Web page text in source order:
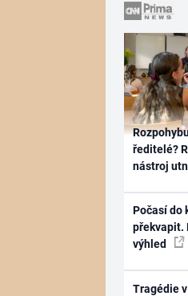
ředitelé?
nástroj
Počasí do
překvapit.
výhled
Tragédie